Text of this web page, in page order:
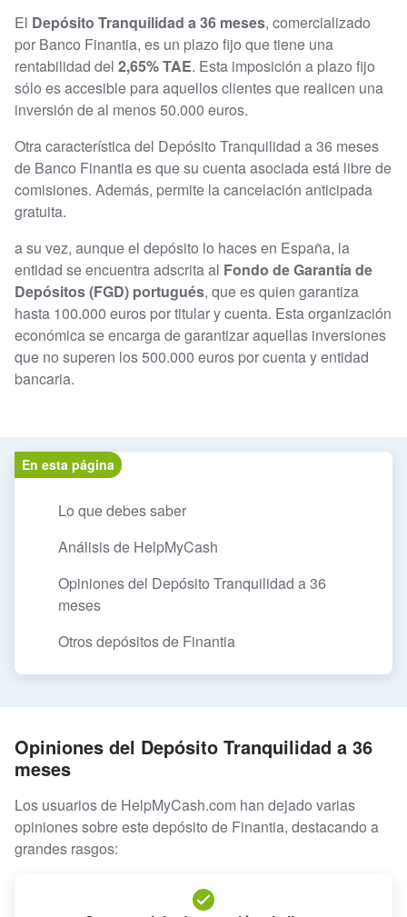
El Depósito Tranquilidad a 36 meses, comercializado
por Banco Finantia, es un plazo fijo que tiene una
rentabilidad del 2,65% TAE. Esta imposición a plazo fijo
sólo es accesible para aquellos clientes que realicen una
inversión de al menos 50.000 euros.
Otra característica del Depósito Tranquilidad a 36 meses
de Banco Finantia es que su cuenta asociada está libre de
comisiones. Además, permite la cancelación anticipada
gratuita.
a su vez, aunque el depósito lo haces en España, la
entidad se encuentra adscrita al Fondo de Garantía de
Depósitos (FGD) portugués, que es quien garantiza
hasta 100.000 euros por titular y cuenta. Esta organización
económica se encarga de garantizar aquellas inversiones
que no superen los 500.000 euros por cuenta y entidad
bancaria.
En esta página
Lo que debes saber
Análisis de HelpMyCash
Opiniones del Depósito Tranquilidad a 36
meses
Otros depósitos de Finantia
Opiniones del Depósito Tranquilidad a 36
meses
Los usuarios de HelpMyCash.com han dejado varias
opiniones sobre este depósito de Finantia, destacando a
grandes rasgos: ​​​​​​